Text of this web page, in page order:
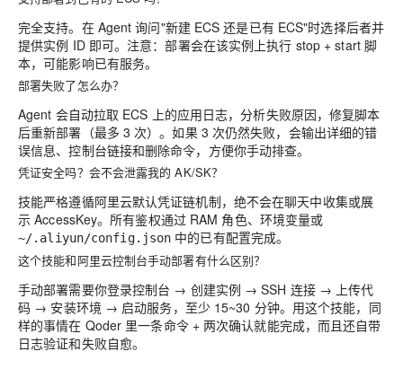
完全支持。在 Agent 询问"新建 ECS 还是已有 ECS"时选择后者并
提供实例 ID 即可。注意：部署会在该实例上执行 stop + start 脚
本，可能影响已有服务。
部署失败了怎么办？
Agent 会自动拉取 ECS 上的应用日志，分析失败原因，修复脚本
后重新部署（最多 3 次）。如果 3 次仍然失败，会输出详细的错
误信息、控制台链接和删除命令，方便你手动排查。
凭证安全吗？会不会泄露我的 AK/SK？
技能严格遵循阿里云默认凭证链机制， 绝不会在聊天中收集或展
示 AccessKey。所有鉴权通过 RAM 角色、环境变量或
~/.aliyun/config.json 中的已有配置完成。
这个技能和阿里云控制台手动部署有什么区别？
手动部署需要你登录控制台 → 创建实例 → SSH 连接 → 上传代
码 → 安装环境 → 启动服务，至少 15~30 分钟。用这个技能，同
样的事情在 Qoder 里一条命令 + 两次确认就能完成，而且还自带
日志验证和失败自愈。